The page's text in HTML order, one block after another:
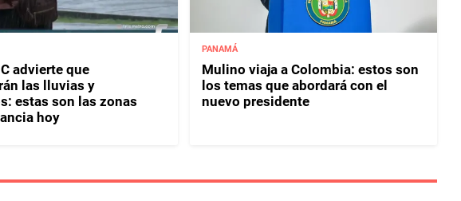
advierte que
las lluvias y
estas son las zonas
hoy
PANAMÁ
Mulino viaja a Colombia: estos son
los temas que abordará con el
nuevo presidente